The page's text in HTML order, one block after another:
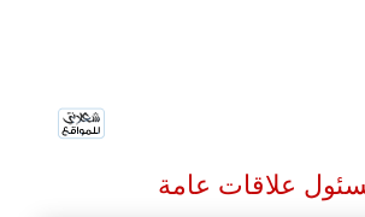
علاقات عامة